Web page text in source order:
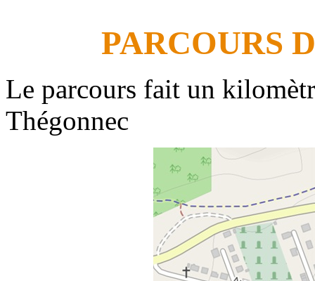
PARCOURS
Le parcours fait un
Thégonnec